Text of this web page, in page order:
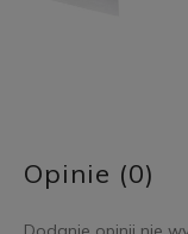
Opinie (0)